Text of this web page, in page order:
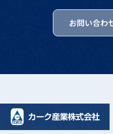
お問い合わ